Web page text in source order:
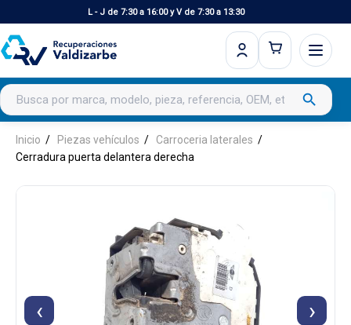
L - J de 7:30 a 16:00 y V de 7:30 a 13:30
Buscar productos search
Inicio Piezas vehículos
Carroceria laterales
Cerradura puerta delantera derecha
‹ ›